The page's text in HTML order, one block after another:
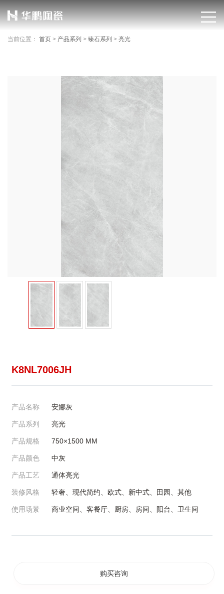
当前位置： 首页 > 产品系列 > 臻石系列 > 亮光
K8NL7006JH
产品名称 安娜灰
产品系列 亮光
产品规格 750×1500 MM
产品颜色 中灰
产品工艺 通体亮光
装修风格 轻奢、现代简约、欧式、新中式、田园、其他
使用场景 商业空间、客餐厅、厨房、房间、阳台、卫生间
购买咨询